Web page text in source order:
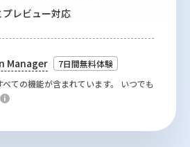
レビュー対応
Manager
7日間無料体験
ての機能が含まれています。 いつでも